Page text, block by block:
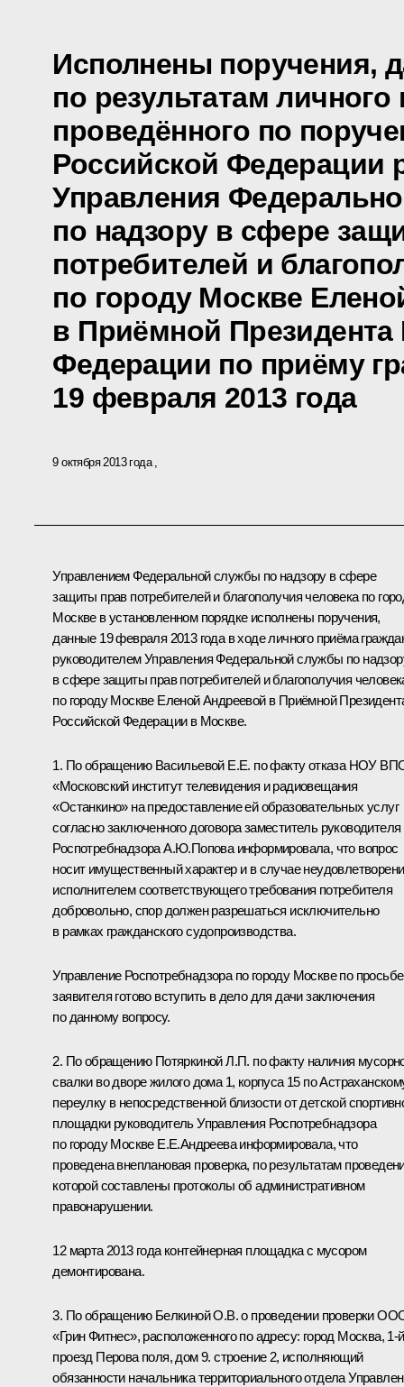
Исполнены поручения,
по результатам
проведённого по
Российской Федерации
Управления
по надзору в сфере
потребителей и
по городу Москве
в Приёмной Президента
Федерации по приёму
19 февраля 2013 года
9 октября 2013 года
Управлением Федеральной службы по надзору в сфере
защиты прав потребителей и благополучия человека по
Москве в установленном порядке исполнены поручения,
данные 19 февраля 2013 года в ходе личного приёма
руководителем Управления Федеральной службы по
в сфере защиты прав потребителей и благополучия
по городу Москве Еленой Андреевой в Приёмной
Российской Федерации в Москве.
1. По обращению Васильевой Е.Е. по факту отказа НОУ
«Московский институт телевидения и радиовещания
«Останкино» на предоставление ей образовательных услуг
согласно заключенного договора заместитель руководителя
Роспотребнадзора А.Ю.Попова информировала, что вопрос
носит имущественный характер и в случае
исполнителем соответствующего требования потребителя
добровольно, спор должен разрешаться исключительно
в рамках гражданского судопроизводства.
Управление Роспотребнадзора по городу Москве по просьбе
заявителя готово вступить в дело для дачи заключения
по данному вопросу.
2. По обращению Потяркиной Л.П. по факту наличия
свалки во дворе жилого дома 1, корпуса 15 по
переулку в непосредственной близости от детской
площадки руководитель Управления Роспотребнадзора
по городу Москве Е.Е.Андреева информировала, что
проведена внеплановая проверка, по результатам
которой составлены протоколы об административном
правонарушении.
12 марта 2013 года контейнерная площадка с мусором
демонтирована.
3. По обращению Белкиной О.В. о проведении проверки
«Грин Фитнес», расположенного по адресу: город Москва, 1-й
проезд Перова поля, дом 9. строение 2, исполняющий
обязанности начальника территориального отдела